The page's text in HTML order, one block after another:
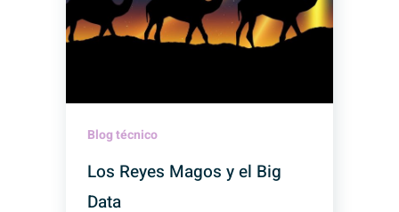
Blog técnico
Los Reyes Magos y el Big
Data